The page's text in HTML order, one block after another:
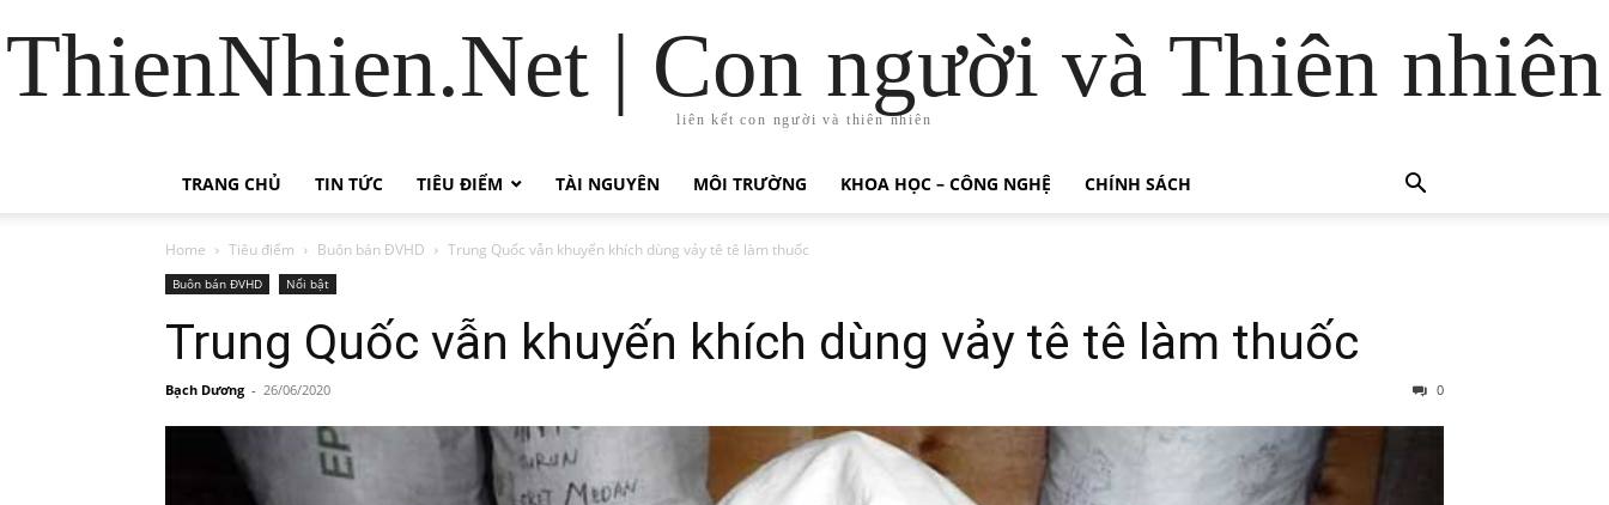
ThienNhien.Net | Con người và Thiên nhiên
liên kết con người và thiên nhiên
TRANG CHỦ TIN TỨC TIÊU ĐIỂM TÀI NGUYÊN MÔI TRƯỜNG KHOA HỌC – CÔNG NGHỆ CHÍNH SÁCH
Home Tiêu điểm Buôn bán ĐVHD Trung Quốc vẫn khuyến khích dùng vảy tê tê làm thuốc
Buôn bán ĐVHD Nổi bật
Trung Quốc vẫn khuyến khích dùng vảy tê tê làm thuốc
Bạch Dương - 26/06/2020 0